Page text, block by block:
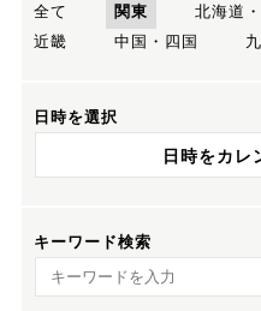
全て
関東 北海道
近畿
中国・四国
日時を選択
日時をカレ
キーワード検索
キーワード検索